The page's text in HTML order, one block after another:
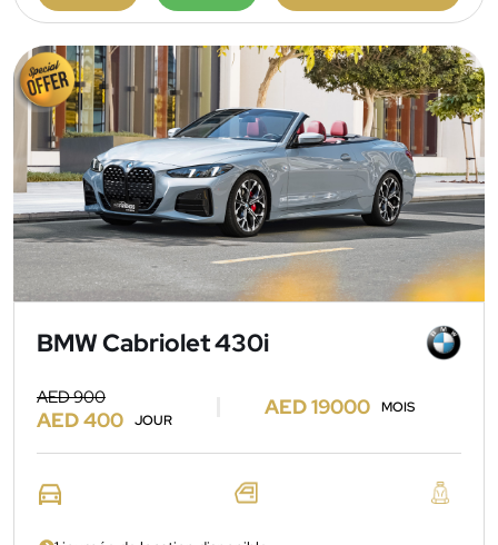
BMW Cabriolet 430i
AED 900
AED 400 JOUR
AED 19000 MOIS